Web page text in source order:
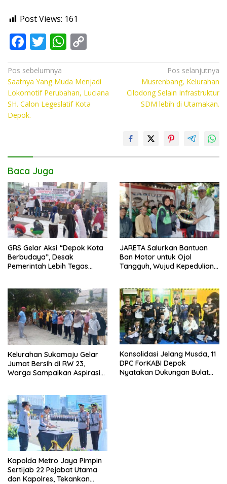
Post Views: 161
F
ac
e
b
o
o
T
w
itt
er
W
h
at
s
A
o
p
y
Li
Navigasi
pos
Pos sebelumnya
Saatnya Yang Muda Menjadi
Lokomotif Perubahan, Luciana
SH. Calon Legeslatif Kota
Depok.
Pos selanjutnya
Musrenbang, Kelurahan
Cilodong Selain Infrastruktur
SDM lebih di Utamakan.
Baca Juga
GRS Gelar Aksi “Depok Kota
Berbudaya”, Desak
Pemerintah Lebih Tegas
JARETA Salurkan Bantuan
Ban Motor untuk Ojol
Tangguh, Wujud Kepedulian
Kelurahan Sukamaju Gelar
Jumat Bersih di RW 23,
Warga Sampaikan Aspirasi
Konsolidasi Jelang Musda, 11
DPC ForKABI Depok
Nyatakan Dukungan Bulat
Kapolda Metro Jaya Pimpin
Sertijab 22 Pejabat Utama
dan Kapolres, Tekankan